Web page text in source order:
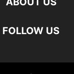
FOLLOW US